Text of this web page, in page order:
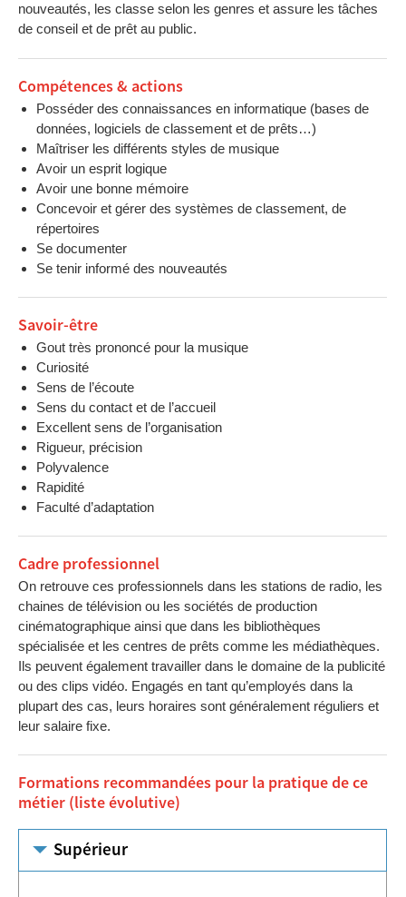
nouveautés, les classe selon les genres et assure les tâches
de conseil et de prêt au public.
Compétences & actions
Posséder des connaissances en informatique (bases de
données, logiciels de classement et de prêts…)
Maîtriser les différents styles de musique
Avoir un esprit logique
Avoir une bonne mémoire
Concevoir et gérer des systèmes de classement, de
répertoires
Se documenter
Se tenir informé des nouveautés
Savoir-être
Gout très prononcé pour la musique
Curiosité
Sens de l’écoute
Sens du contact et de l’accueil
Excellent sens de l’organisation
Rigueur, précision
Polyvalence
Rapidité
Faculté d’adaptation
Cadre professionnel
On retrouve ces professionnels dans les stations de radio, les
chaines de télévision ou les sociétés de production
cinématographique ainsi que dans les bibliothèques
spécialisée et les centres de prêts comme les médiathèques.
Ils peuvent également travailler dans le domaine de la publicité
ou des clips vidéo. Engagés en tant qu’employés dans la
plupart des cas, leurs horaires sont généralement réguliers et
leur salaire fixe.
Formations recommandées pour la pratique de ce
métier (liste évolutive)
Supérieur